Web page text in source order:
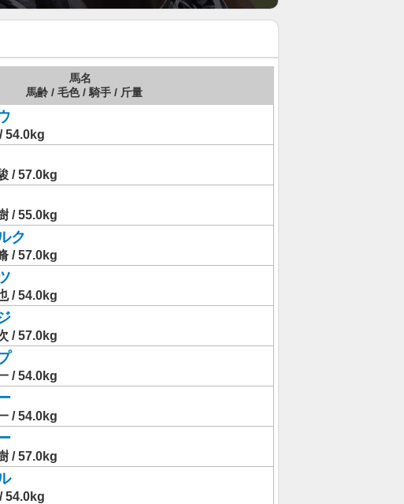
馬名
馬齢 / 毛色 / 騎手 / 斤量
54.0kg
/ 57.0kg
/ 55.0kg
ク
/ 57.0kg
/ 54.0kg
/ 57.0kg
/ 54.0kg
/ 54.0kg
/ 57.0kg
54.0kg